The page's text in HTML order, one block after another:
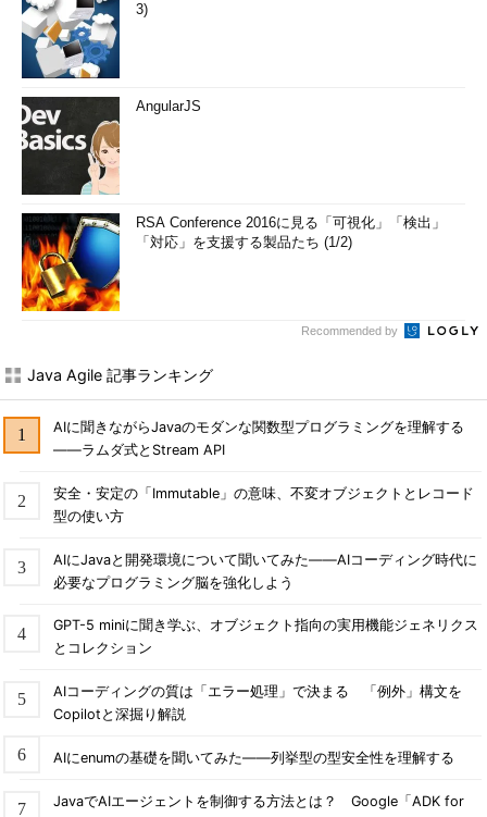
3)
AngularJS
RSA Conference 2016に見る「可視化」「検出」
「対応」を支援する製品たち (1/2)
Recommended by
Java Agile 記事ランキング
AIに聞きながらJavaのモダンな関数型プログラミングを理解する
――ラムダ式とStream API
安全・安定の「Immutable」の意味、不変オブジェクトとレコード
型の使い方
AIにJavaと開発環境について聞いてみた――AIコーディング時代に
必要なプログラミング脳を強化しよう
GPT-5 miniに聞き学ぶ、オブジェクト指向の実用機能ジェネリクス
とコレクション
AIコーディングの質は「エラー処理」で決まる 「例外」構文を
Copilotと深掘り解説
AIにenumの基礎を聞いてみた――列挙型の型安全性を理解する
JavaでAIエージェントを制御する方法とは？ Google「ADK for